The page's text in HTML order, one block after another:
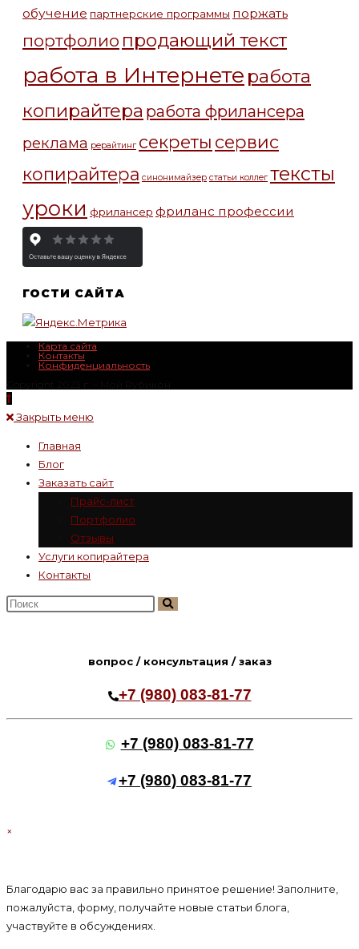
обучение партнерские программы поржать
портфолио продающий текст
работа в Интернете работа
копирайтера работа фрилансера
реклама рерайтинг секреты сервис
копирайтера синонимайзер статьи коллег тексты
уроки фрилансер фриланс профессии
ГОСТИ САЙТА
Карта сайта
Контакты
Конфиденциальность
Закрыть меню
Главная
Блог
Заказать сайт
Прайс-лист
Портфолио
Отзывы
Услуги копирайтера
Контакты
Поиск
вопрос / консультация / заказ
+7 (980) 083-81-77
+7 (980) 083-81-77
+7 (980) 083-81-77
×
Благодарю вас за правильно принятое решение! Заполните,
пожалуйста, форму, получайте новые статьи блога,
участвуйте в обсуждениях.